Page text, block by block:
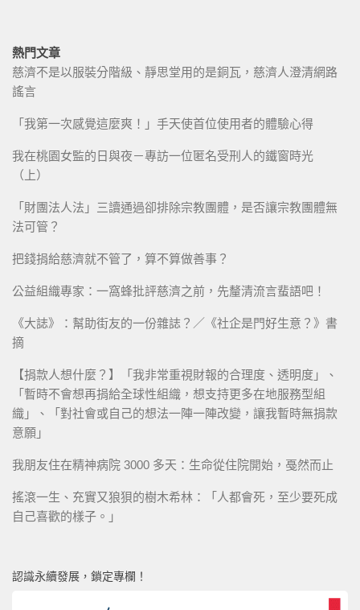
熱門文章
慈濟不是以服裝分階級、靜思堂用的是銅瓦，慈濟人澄清網路
謠言
「我第一次感覺這麼爽！」手天使首位使用者的體驗心得
我在桃園女監的日與夜－專訪一位匿名受刑人的鐵窗時光
（上）
「財團法人法」三讀通過卻排除宗教團體，是否讓宗教團體無
法可管？
把錢捐給慈濟就不管了，算不算做善事？
公益組織專家：一窩蜂批評慈濟之前，先釐清流言蜚語吧！
《大誌》：幫助街友的一份雜誌？／《社企是門好生意？》書
摘
【捐款人想什麼？】「我非常重視財報的合理度、透明度」、
「暫時不會想再捐給全球性組織，想支持更多在地服務型組
織」、「對社會或自己的想法一陣一陣改變，讓我暫時無捐款
意願」
我朋友住在精神病院 3000 多天：生命從住院開始，戞然而止
搖滾一生、充實又狼狽的樹木希林：「人都會死，至少要死成
自己喜歡的樣子。」
認識永續發展，鎖定專欄！